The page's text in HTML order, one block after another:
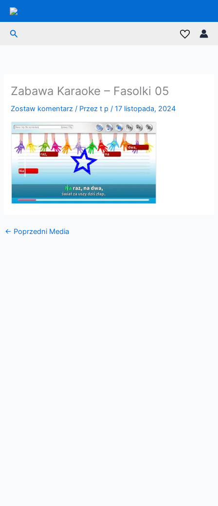
Przejdź
treściSzukaj
Zabawa Karaoke – Fasolki 05
Zostaw komentarz / Przezt p/17 listopada, 2024
← Poprzedni Media